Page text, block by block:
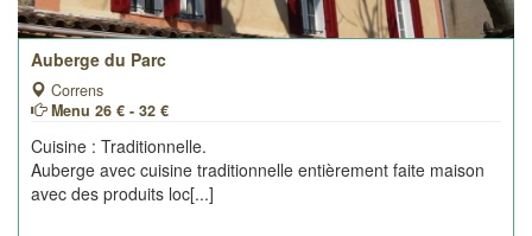
Auberge du Parc
Correns
Menu 26 € - 32 €
Cuisine : Traditionnelle.
Auberge avec cuisine traditionnelle entièrement faite maison
avec des produits loc[...]